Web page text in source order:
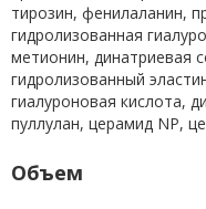
тирозин, фенилаланин,
гидролизованная
метионин, динатриевая
гидролизованный
гиалуроновая кислота,
пуллулан, церамид NP,
Объем